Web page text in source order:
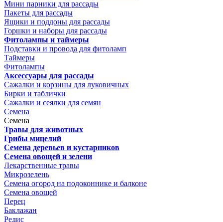
Мини парники для рассады
Пакеты для рассады
Ящики и поддоны для рассады
Горшки и наборы для рассады
Фитолампы и таймеры
Подставки и провода для фитоламп
Таймеры
Фитолампы
Аксессуары для рассады
Сажалки и корзины для луковичных
Бирки и таблички
Сажалки и сеялки для семян
Семена
Семена
Травы для животных
Грибы мицелий
Семена деревьев и кустарников
Семена овощей и зелени
Лекарственные травы
Микрозелень
Семена огород на подоконнике и балконе
Семена овощей
Перец
Баклажан
Редис